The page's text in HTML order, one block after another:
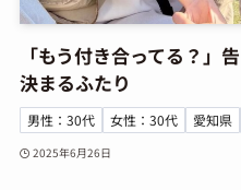
「もう付き合ってる？」
決まるふたり
男性：30代 女性：30代 愛知県
2025年6月26日